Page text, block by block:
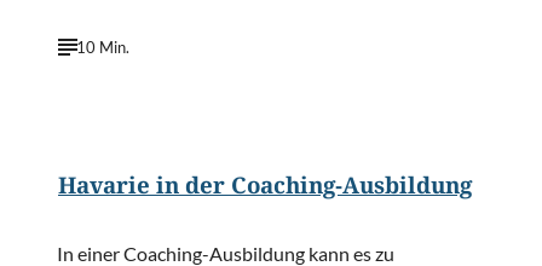
10 Min.
Havarie in der Coaching-Ausbildung
In einer Coaching-Ausbildung kann es zu